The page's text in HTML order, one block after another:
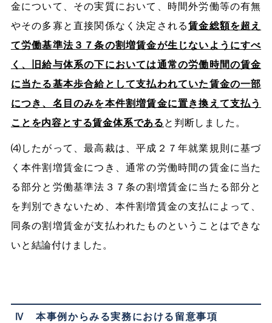
金について、その実質において、時間外労働等の有無
やその多寡と直接関係なく決定される賃金総額を超え
て労働基準法３７条の割増賃金が生じないようにすべ
く、旧給与体系の下においては通常の労働時間の賃金
に当たる基本歩合給として支払われていた賃金の一部
につき、名目のみを本件割増賃金に置き換えて支払う
ことを内容とする賃金体系である と判断しました。
⑷したがって、最高裁は、平成２７年就業規則に基づ
く本件割増賃金につき、通常の労働時間の賃金に当た
る部分と労働基準法３７条の割増賃金に当たる部分と
を判別できないため、本件割増賃金の支払によって、
同条の割増賃金が支払われたものということはできな
いと結論付けました。
Ⅳ 本事例からみる実務における留意事項